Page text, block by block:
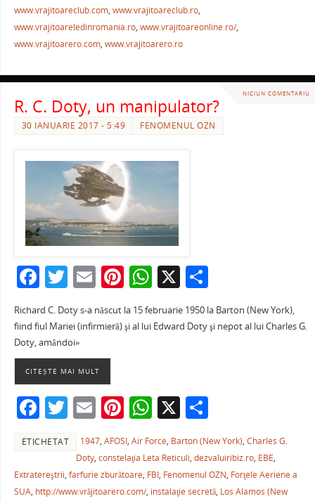
www.vrajitoareclub.com, www.vrajitoareclub.ro,
www.vrajitoareledinromania.ro, www.vrajitoareonline.ro/,
www.vrajitoarero.com, www.vrajitoarero.ro
NICIUN COMENTARIU
R. C. Doty, un manipulator?
30 IANUARIE 2017 - 5:49 FENOMENUL OZN
F
a
c
e
b
o
o
k
T
itt
er
E
m
ai
Pi
nt
er
W
h
at
p
p
X P
ar
ta
ză
Richard C. Doty s-a născut la 15 februarie 1950 la Barton (New York),
fiind fiul Mariei (infirmieră) şi al lui Edward Doty şi nepot al lui Charles G.
Doty, amândoi»
CITEȘTE MAI MULT
F
c
e
T
w
itt
er
E
m
ai
l
Pi
nt
er
e
W
at
s
X P
ar
ta
je
ETICHETAT 1947,AFOSI,Air Force, Barton (New York),Charles G.
Doty,constelaţia Leta Reticuli,dezvaluiribiz.ro, EBE,
Extratereştrii, farfurie zburătoare, FBI, Fenomenul OZN, Forţele Aeriene a
SUA, http://www.vrăjitoarero.com/, instalaţie secretă, Los Alamos (New